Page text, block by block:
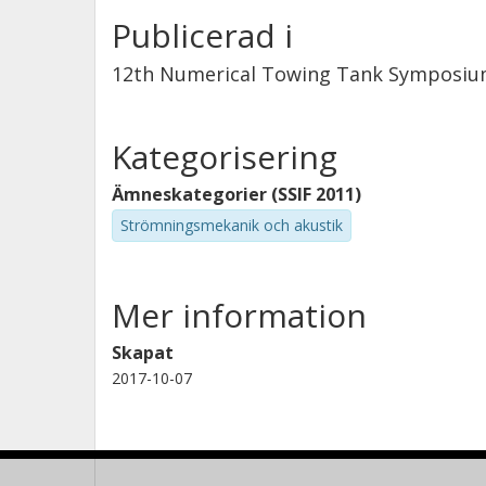
Publicerad i
12th Numerical Towing Tank
Kategorisering
Ämneskategorier (SSIF 2011)
Strömningsmekanik och akustik
Mer information
Skapat
2017-10-07